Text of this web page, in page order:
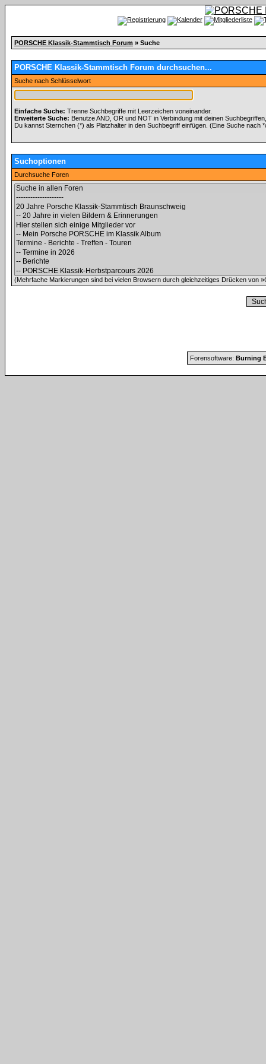
PORSCHE Klassik-Stammtisch Forum » Suche
PORSCHE Klassik-Stammtisch Forum durchsuchen...
Suche nach Schlüsselwort
Einfache Suche: Trenne Suchbegriffe mit Leerzeichen voneinander.
Erweiterte Suche: Benutze AND, OR und NOT in Verbindung mit deinen
Du kannst Sternchen (*) als Platzhalter in den Suchbegriff einfügen. (Eine Suche nach
Suchoptionen
Durchsuche Foren
(Mehrfache Markierungen sind bei vielen Browsern durch gleichzeitiges Drücken von
Forensoftware: Burning